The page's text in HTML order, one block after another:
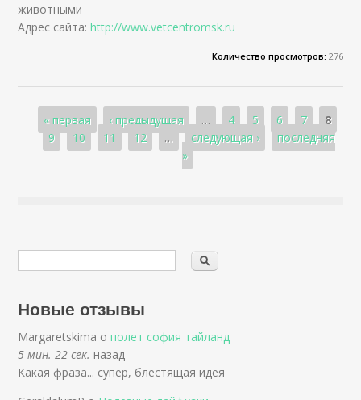
животными
Адрес сайта:http://www.vetcentromsk.ru
Количество просмотров: 276
Страницы
« первая ‹ предыдущая … 4 5 6 7
8
9
10 11 12 … следующая ›
последняя
»
Новые отзывы
Margaretskima ополет софия тайланд
5 мин. 22 сек. назад
Какая фраза... супер, блестящая идея